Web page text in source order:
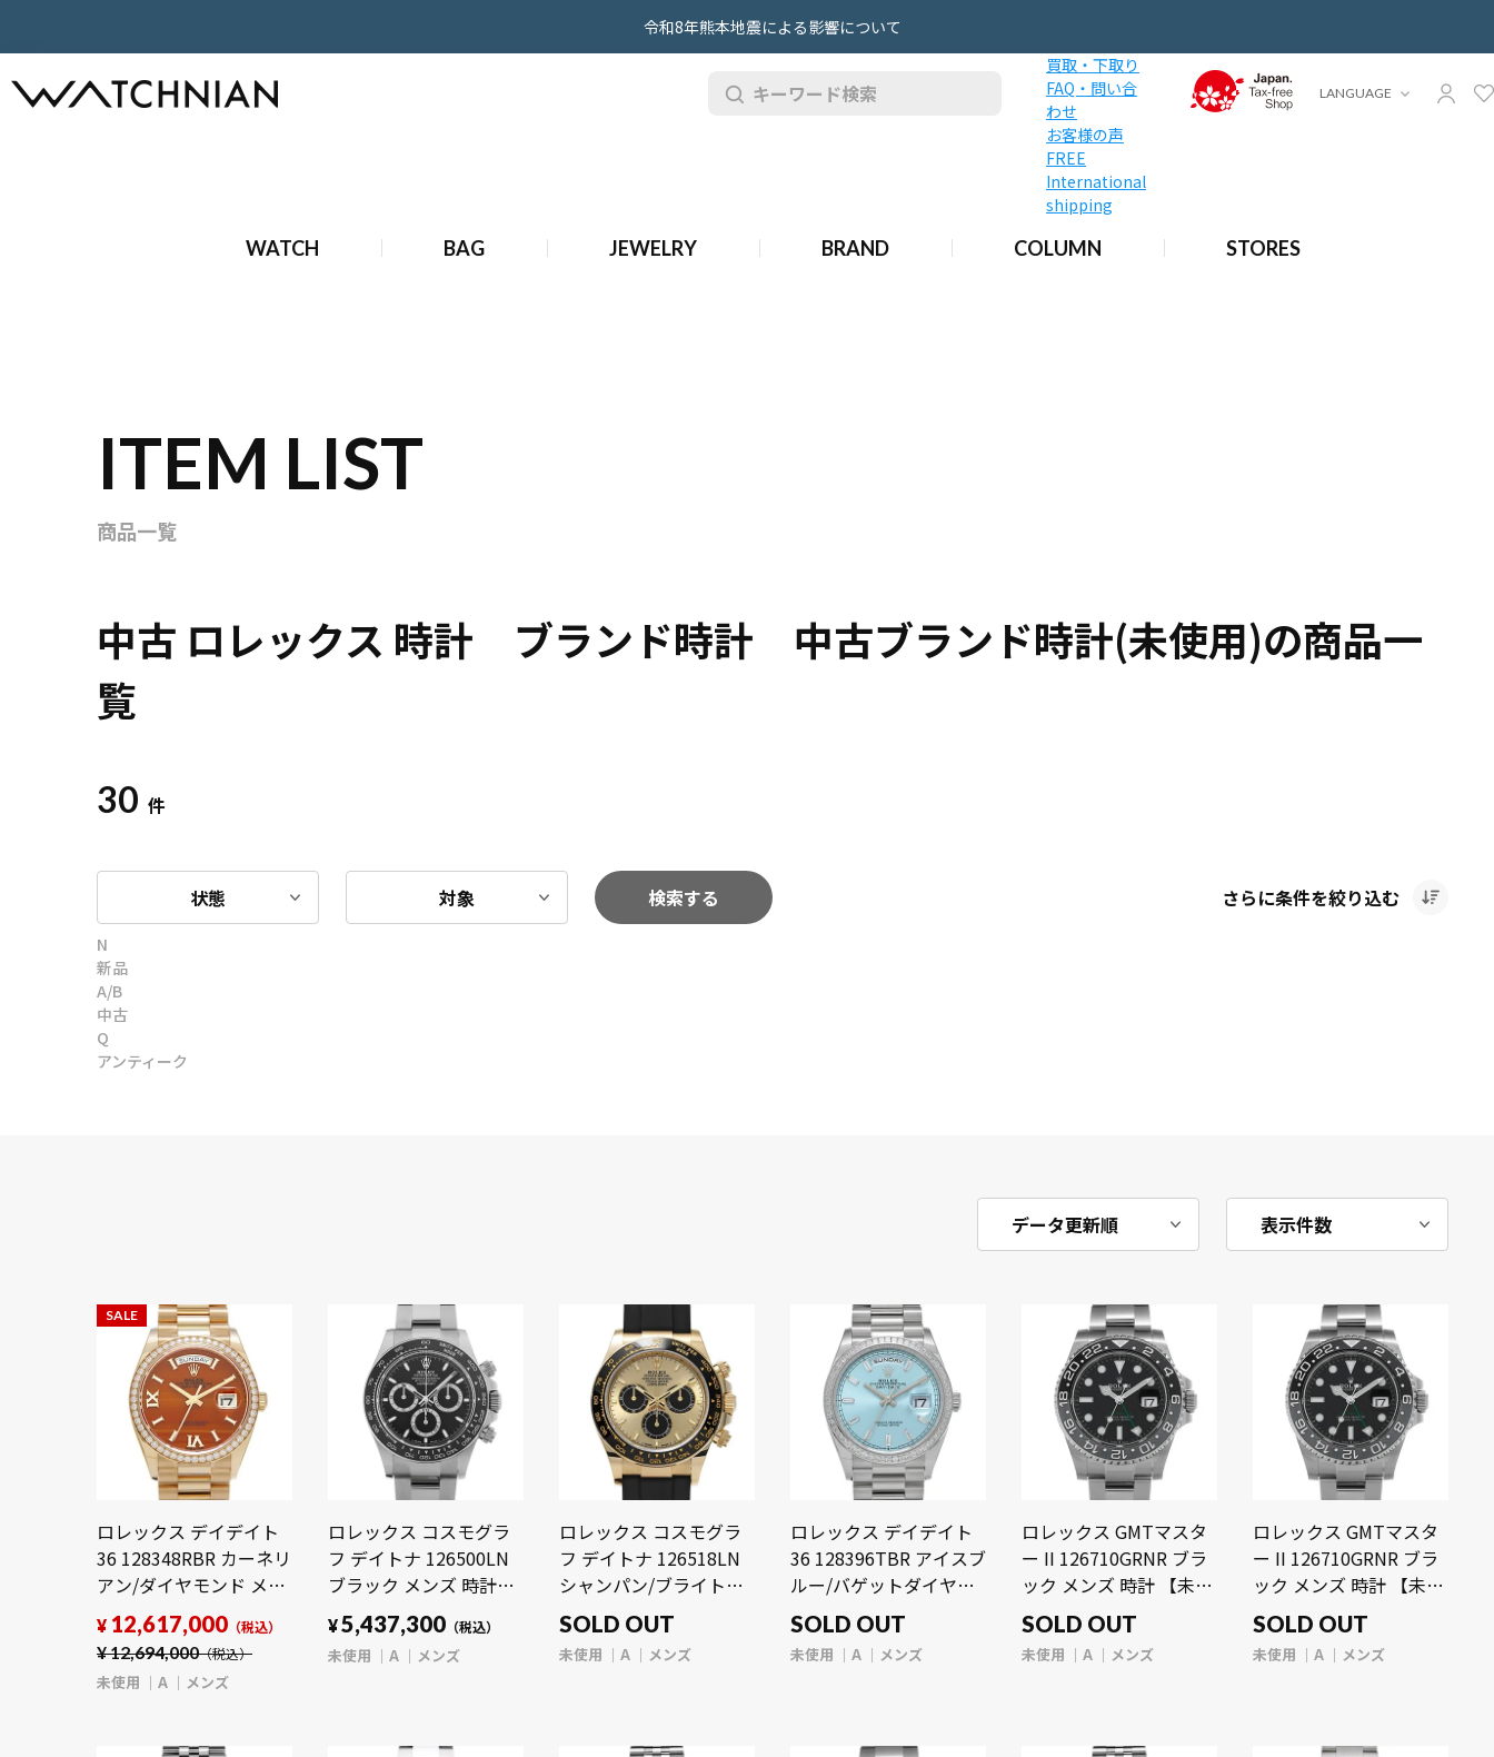
令和8年熊本地震による影響について
買取・下取り
FAQ・問い合
わせ
お客様の声
FREE
International
shipping
WATCH BAG JEWELRY BRAND COLUMN STORES
LANGUAGE
ITEM LIST
商品一覧
中古 ロレックス 時計 ブランド時計 中古ブランド時計(未使用)の商品一
覧
30 件
状態 対象 検索する さらに条件を絞り込む
N
新品
A/B
中古
Q
アンティーク
SALE
ロレックス デイデイト
36 128348RBR カーネリ
アン/ダイヤモンド メン
ズ 時計 【未使用】
【wristwatch】
¥12,694,000（税込）
¥ 12,617,000 （税込）
未使用 A メンズ
ロレックス コスモグラ
フ デイトナ 126500LN
ブラック メンズ 時計
【未使用】
【wristwatch】
¥5,437,300 （税込）
未使用 A メンズ
ロレックス コスモグラ
フ デイトナ 126518LN
シャンパン/ブライトブ
ラック メンズ 時計 【未
使用】【wristwatch】
SOLD OUT
未使用 A メンズ
ロレックス デイデイト
36 128396TBR アイスブ
ルー/バゲットダイヤモ
ンド メンズ 時計 【未使
用】【wristwatch】
SOLD OUT
未使用 A メンズ
ロレックス GMTマスタ
ー II 126710GRNR ブラ
ック メンズ 時計 【未使
用】【wristwatch】
SOLD OUT
未使用 A メンズ
ロレックス GMTマスタ
ー II 126710GRNR ブラ
ック メンズ 時計 【未使
用】【wristwatch】
SOLD OUT
未使用 A メンズ